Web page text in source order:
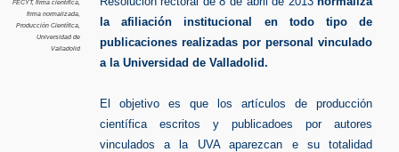
FECYT, firma científica,
firma normalizada,
Producción Científica,
Universidad de
Valladolid
la afiliación institucional en todo tipo de
publicaciones realizadas por personal vinculado
a la Universidad de Valladolid.
El objetivo es que los artículos de producción
científica escritos y publicadoes por autores
vinculados a la UVA aparezcan e su totalidad